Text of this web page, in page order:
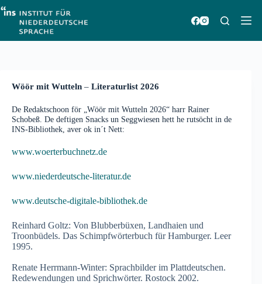
Zum
Inhalt
springen
Wöör mit Wutteln – Literaturlist 2026
De Redaktschoon för „Wöör mit Wutteln 2026“ harr Rainer
Schobeß. De deftigen Snacks un Seggwiesen hett he rutsöcht in de
INS-Bibliothek, aver ok in´t Nett:
www.woerterbuchnetz.de
www.niederdeutsche-literatur.de
www.deutsche-digitale-bibliothek.de
Reinhard Goltz: Von Blubberbüxen, Landhaien und
Troonbüdels. Das Schimpfwörterbuch für Hamburger. Leer
1995.
Renate Herrmann-Winter: Sprachbilder im Plattdeutschen.
Redewendungen und Sprichwörter. Rostock 2002.